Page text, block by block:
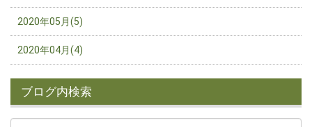
2020年05月(5)
2020年04月(4)
ブログ内検索